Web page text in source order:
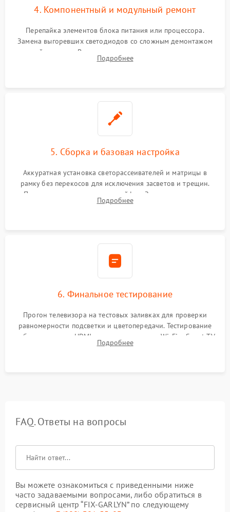
4. Компонентный и модульный ремонт
Перепайка элементов блока питания или процессора.
Замена выгоревших светодиодов со сложным демонтажом
хрупкой матрицы. Восстановление поврежденных дорожек,
прошивка микросхем памяти EEPROM
Подробнее
5. Сборка и базовая настройка
Аккуратная установка светорассеивателей и матрицы в
рамку без перекосов для исключения засветов и трещин.
Подключение внутренних шлейфов. Закрытие корпуса.
Сброс настроек и обновление программного обеспечения.
Подробнее
6. Финальное тестирование
Прогон телевизора на тестовых заливках для проверки
равномерности подсветки и цветопередачи. Тестирование
работы разъемов HDMI, динамиков, модуля Wi-Fi и Smart TV
в рабочем режиме в течение нескольких часов.
Подробнее
FAQ. Ответы на вопросы
Вы можете ознакомиться с приведенными ниже
часто задаваемыми вопросами, либо обратиться в
сервисный центр “FIX-GARLYN” по следующему